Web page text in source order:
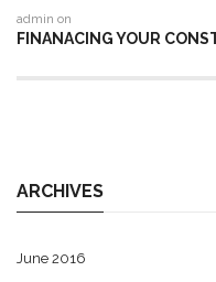
admin on
FINANACING YOUR
ARCHIVES
June 2016